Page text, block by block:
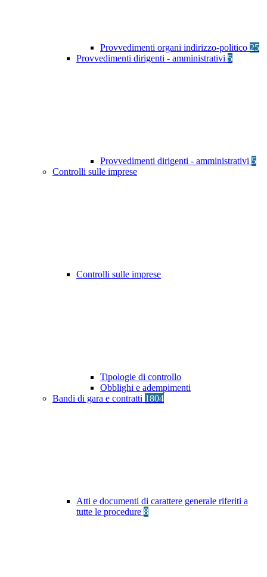
Provvedimenti organi indirizzo-politico 25
Provvedimenti dirigenti - amministrativi 5
Provvedimenti dirigenti - amministrativi 5
Controlli sulle imprese
Controlli sulle imprese
Tipologie di controllo
Obblighi e adempimenti
Bandi di gara e contratti 1804
Atti e documenti di carattere generale riferiti a
tutte le procedure 8